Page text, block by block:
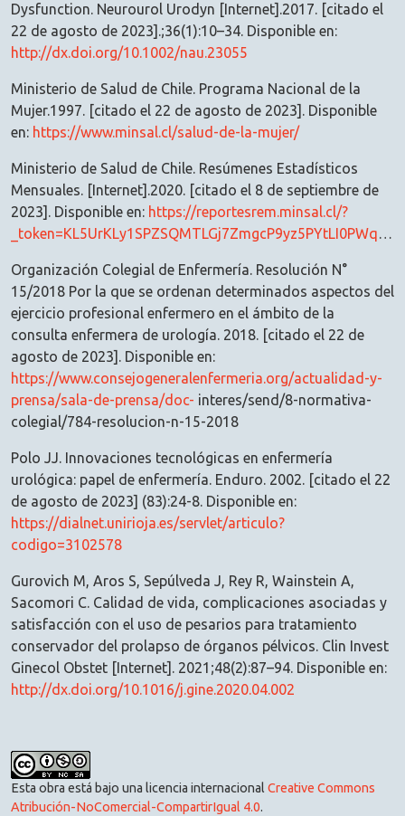
Dysfunction. Neurourol Urodyn [Internet].2017. [citado el
22 de agosto de 2023].;36(1):10–34. Disponible en:
http://dx.doi.org/10.1002/nau.23055
Ministerio de Salud de Chile. Programa Nacional de la
Mujer.1997. [citado el 22 de agosto de 2023]. Disponible
en: https://www.minsal.cl/salud-de-la-mujer/
Ministerio de Salud de Chile. Resúmenes Estadísticos
Mensuales. [Internet].2020. [citado el 8 de septiembre de
2023]. Disponible en: https://reportesrem.minsal.cl/?
_token=KL5UrKLy1SPZSQMTLGj7ZmgcP9yz5PYtLI0PWqAo&serie=1&rem=86&seccion_id=1046&tipo=3&regiones=0&servicios=-1&periodo=2020&mes_inicio=1&mes_final=12
Organización Colegial de Enfermería. Resolución N°
15/2018 Por la que se ordenan determinados aspectos del
ejercicio profesional enfermero en el ámbito de la
consulta enfermera de urología. 2018. [citado el 22 de
agosto de 2023]. Disponible en:
https://www.consejogeneralenfermeria.org/actualidad-y-
prensa/sala-de-prensa/doc- interes/send/8-normativa-
colegial/784-resolucion-n-15-2018
Polo JJ. Innovaciones tecnológicas en enfermería
urológica: papel de enfermería. Enduro. 2002. [citado el 22
de agosto de 2023] (83):24-8. Disponible en:
https://dialnet.unirioja.es/servlet/articulo?
codigo=3102578
Gurovich M, Aros S, Sepúlveda J, Rey R, Wainstein A,
Sacomori C. Calidad de vida, complicaciones asociadas y
satisfacción con el uso de pesarios para tratamiento
conservador del prolapso de órganos pélvicos. Clin Invest
Ginecol Obstet [Internet]. 2021;48(2):87–94. Disponible en:
http://dx.doi.org/10.1016/j.gine.2020.04.002
Esta obra está bajo una licencia internacional Creative Commons
Atribución-NoComercial-CompartirIgual 4.0.